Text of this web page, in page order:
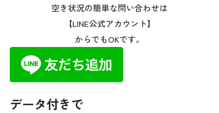
空き状況の簡単な問い合わせは
【LINE公式アカウント】
からでもOKです。
データ付きで